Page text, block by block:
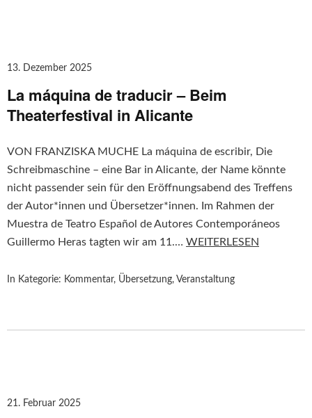
13. Dezember 2025
La máquina de traducir – Beim
Theaterfestival in Alicante
VON FRANZISKA MUCHE La máquina de escribir, Die
Schreibmaschine – eine Bar in Alicante, der Name könnte
nicht passender sein für den Eröffnungsabend des Treffens
der Autor*innen und Übersetzer*innen. Im Rahmen der
Muestra de Teatro Español de Autores Contemporáneos
Guillermo Heras tagten wir am 11.… WEITERLESEN
In Kategorie: Kommentar, Übersetzung, Veranstaltung
21. Februar 2025